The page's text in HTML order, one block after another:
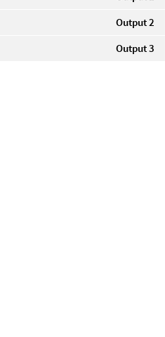
Output 2
Output 3